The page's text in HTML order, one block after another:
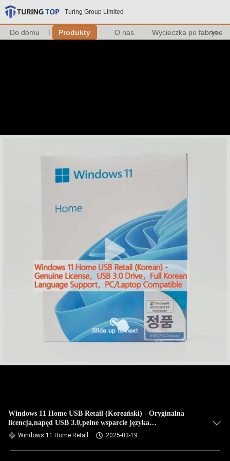
Turing Group Limited
Do domu Produkty O nas Wycieczka po fabryce
>>
Windows 11 Home USB Retail (Koreański) - Oryginalna
licencja,napęd USB 3.0,pełne wsparcie języka
koreańskiego,kompatybilny z PC/laptopem
Windows 11 Home Retail 2025-03-19